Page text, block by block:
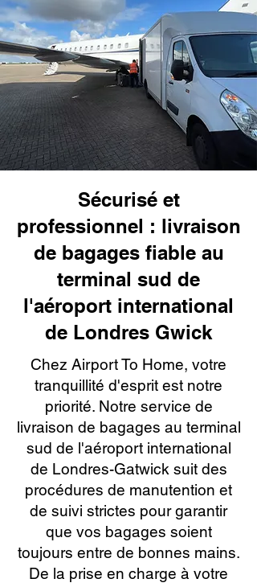
Sécurisé et
professionnel : livraison
de bagages fiable au
terminal sud de
l'aéroport international
de Londres Gwick
Chez Airport To Home, votre
tranquillité d'esprit est notre
priorité. Notre service de
livraison de bagages au terminal
sud de l'aéroport international
de Londres-Gatwick suit des
procédures de manutention et
de suivi strictes pour garantir
que vos bagages soient
toujours entre de bonnes mains.
De la prise en charge à votre